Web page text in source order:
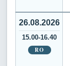
26.08.2026
15.00-16.40
RO